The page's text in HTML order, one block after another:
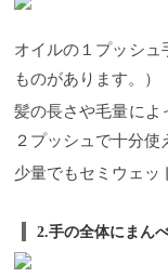
オイルの１プッシュ
ものがあります。）
髪の長さや毛量によ
２プッシュで十分使
少量でもセミウェッ
2.手の全体にまん